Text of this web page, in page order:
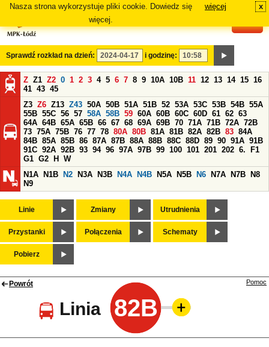
Nasza strona wykorzystuje pliki cookie. Dowiedz się
więcej.
więcej x
Sprawdź rozkład na dzień: i godzinę:
Z Z1 Z2 0 1 2 3 4 5 6 7 8 9 10A 10B 11 12 13 14 15 16
41 43 45
Z3 Z6 Z13 Z43 50A 50B 51A 51B 52 53A 53C 53B 54B 55A
55B 55C 56 57 58A 58B 59 60A 60B 60C 60D 61 62 63
64A 64B 65A 65B 66 67 68 69A 69B 70 71A 71B 72A 72B
73 75A 75B 76 77 78 80A 80B 81A 81B 82A 82B 83 84A
84B 85A 85B 86 87A 87B 88A 88B 88C 88D 89 90 91A 91B
91C 92A 92B 93 94 96 97A 97B 99 100 101 201 202 6.
F1
G1 G2 H
W
N1A
N1B N2 N3A N3B N4A N4B N5A N5B N6 N7A N7B
N8
N9
Linie Zmiany Utrudnienia
Przystanki Połączenia Schematy
Pobierz
Powrót
Linia 82B
Pomoc